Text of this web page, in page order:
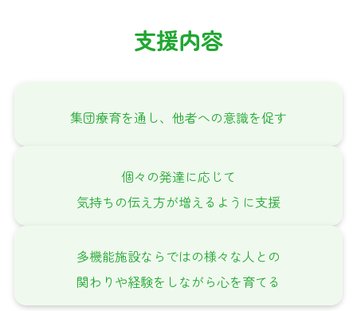
支援内容
集団療育を通し、他者への意識を促す
個々の発達に応じて
気持ちの伝え方が増えるように支援
多機能施設ならではの様々な人との
関わりや経験をしながら心を育てる